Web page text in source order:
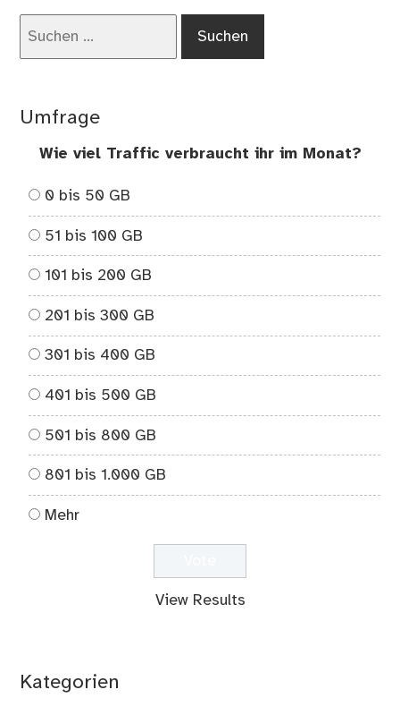
Umfrage
Wie viel Traffic verbraucht ihr im Monat?
0 bis 50 GB
51 bis 100 GB
101 bis 200 GB
201 bis 300 GB
301 bis 400 GB
401 bis 500 GB
501 bis 800 GB
801 bis 1.000 GB
Mehr
View Results
Kategorien